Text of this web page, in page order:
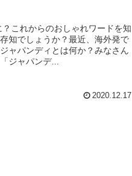
これからのおしゃれワードを知
知でしょうか？最近、海外発で
ャパンディとは何か？みなさん
ジャパンデ...
2020.12.17